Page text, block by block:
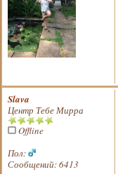
Slava
Центр Тебе Мирра
Offline
Пол:
Сообщений: 6413